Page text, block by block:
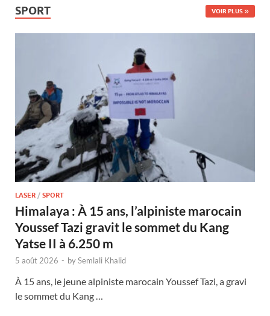
SPORT VOIR PLUS
LASER / SPORT
Himalaya : À 15 ans, l’alpiniste marocain
Youssef Tazi gravit le sommet du Kang
Yatse II à 6.250 m
5 août 2026 - bySemlali Khalid
À 15 ans, le jeune alpiniste marocain Youssef Tazi, a gravi
le sommet du Kang …